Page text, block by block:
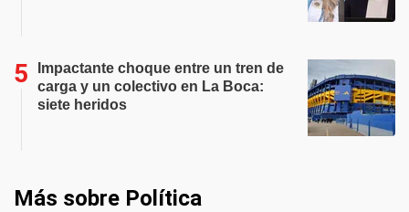
Impactante choque entre un tren de
carga y un colectivo en La Boca:
siete heridos
Más sobre Política